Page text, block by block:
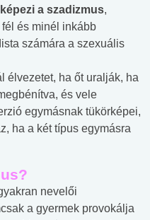
a szadizmus,
és minél inkább
számára a szexuális
élvezetet, ha őt uralják, ha
és vele
egymásnak tükörképei,
ha a két típus egymásra
nevelői
a gyermek provokálja